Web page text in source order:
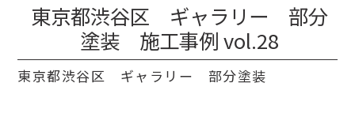
東京都渋谷区 ギャラリー 部分
塗装 施工事例 vol.28
東京都渋谷区 ギャラリー 部分塗装